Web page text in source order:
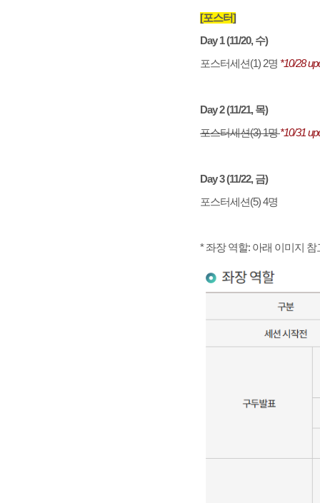
[포스터]
Day 1 (11/20, 수)
포스터세션(1) 2명 *10/28
Day 2 (11/21, 목)
포스터세션(3) 1명*10/31
Day 3 (11/22, 금)
포스터세션(5) 4명
* 좌장 역할: 아래 이미지 참